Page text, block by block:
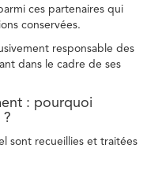
ces partenaires qui
conservées.
responsable des
dans le cadre de ses
: pourquoi
?
sont recueillies et traitées